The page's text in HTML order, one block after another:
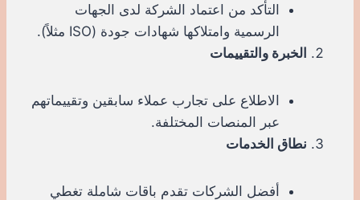
التأكد من اعتماد الشركة لدى الجهات
الرسمية وامتلاكها شهادات جودة (ISO مثلاً).
الخبرة والتقييمات
الاطلاع على تجارب عملاء سابقين وتقييماتهم
عبر المنصات المختلفة.
نطاق الخدمات
أفضل الشركات تقدم باقات شاملة تغطي